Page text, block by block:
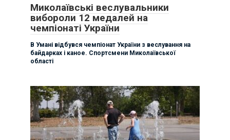
Миколаївські веслувальники
вибороли 12 медалей на
чемпіонаті України
В Умані відбувся чемпіонат України з веслування на
байдарках і каное. Спортсмени Миколаївської
області